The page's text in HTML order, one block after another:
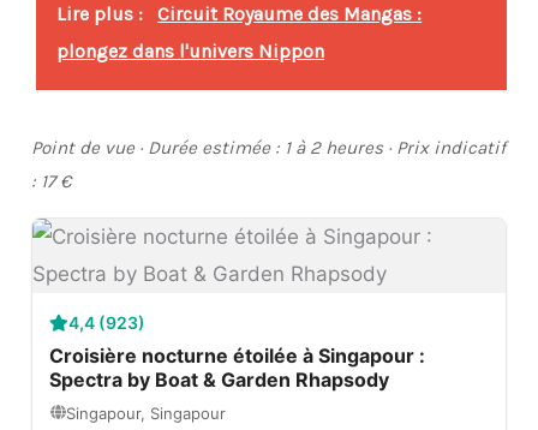
Lire plus :
Circuit Royaume des Mangas :
plongez dans l'univers Nippon
Point de vue · Durée estimée : 1 à 2 heures · Prix indicatif
: 17 €
4,4 (923)
Croisière nocturne étoilée à Singapour :
Spectra by Boat & Garden Rhapsody
Singapour, Singapour